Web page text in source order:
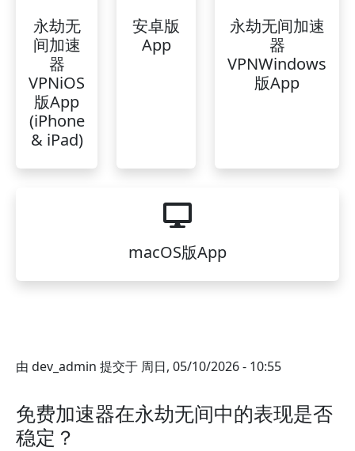
永劫无
间加速
器
VPNiOS
版App
(iPhone
& iPad)
安卓版
App
永劫无间加速
器
VPNWindows
版App
macOS版App
由 dev_admin 提交于 周日, 05/10/2026 - 10:55
免费加速器在永劫无间中的表现是否
稳定？